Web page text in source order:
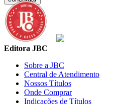
Editora JBC
Sobre a JBC
Central de Atendimento
Nossos Títulos
Onde Comprar
Indicações de Títulos